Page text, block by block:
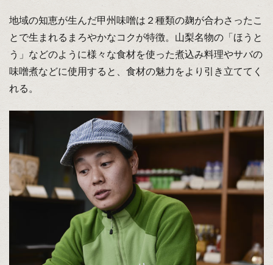
地域の知恵が生んだ甲州味噌は２種類の麹が合わさったこ
とで生まれるまろやかなコクが特徴。山梨名物の「ほうと
う」などのように様々な食材を使った煮込み料理やサバの
味噌煮などに使用すると、食材の魅力をより引き立ててく
れる。